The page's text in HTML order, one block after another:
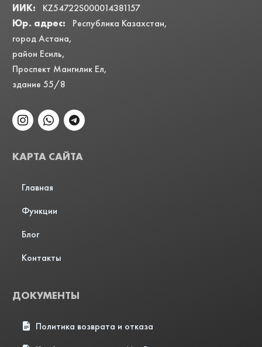
ИИК:
KZ54722S000014381157
Юр. адрес:
Республика Казахстан,
город Астана,
район Есиль,
Проспект Мангилик Ел,
здание 55/8
КАРТА САЙТА
Главная
Функции
Блог
Контакты
ДОКУМЕНТЫ
Политика возврата и отказа